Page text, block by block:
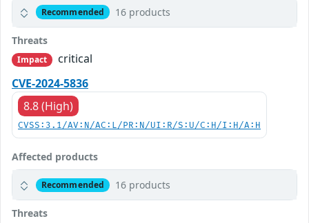
Recommended 16 products
Threats
Impact
critical
CVE-2024-5836
8.8 (High)
CVSS:3.1/AV:N/AC:L/PR:N/UI:R/S:U/C:H/I:H/A:H
Affected products
Recommended 16 products
Threats